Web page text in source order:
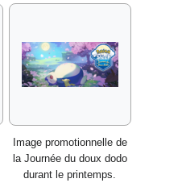
Image promotionnelle de
la Journée du doux dodo
durant le printemps.